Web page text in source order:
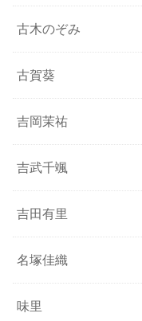
古木のぞみ
古賀葵
吉岡茉祐
吉武千颯
吉田有里
名塚佳織
味里